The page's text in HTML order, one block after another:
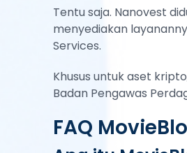
Tentu saja. Nanovest
menyediakan
Services.
Khusus untuk aset
Badan Pengawas
FAQ